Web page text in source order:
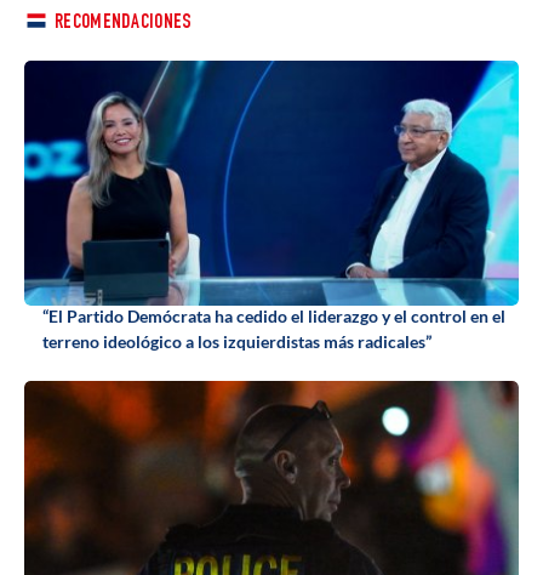
RECOMENDACIONES
“El Partido Demócrata ha cedido el liderazgo y el control en el
terreno ideológico a los izquierdistas más radicales”